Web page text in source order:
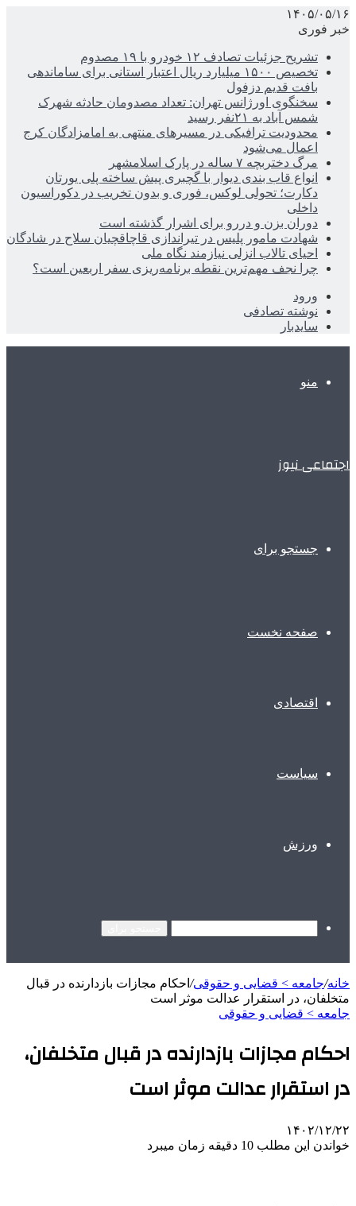
۱۴۰۵/۰۵/۱۶
خبر فوری
تشریح جزئیات تصادف ۱۲ خودرو با ۱۹ مصدوم
تخصیص ۱۵۰۰ میلیارد ریال اعتبار استانی برای ساماندهی
بافت قدیم دزفول
سخنگوی اورژانس تهران: تعداد مصدومان حادثه شهرک
شمس آباد به ۲۱نفر رسید
محدودیت ترافیکی در مسیرهای منتهی به امامزادگان کرج
اعمال می‌شود
مرگ دختربچه ۷ ساله در پارک اسلامشهر
انواع قاب بندی دیوار با گچبری پیش ساخته پلی یورتان
دکارت؛ تحولی لوکس، فوری و بدون تخریب در دکوراسیون
داخلی
دوران بزن و دررو برای اشرار گذشته است
شهادت مامور پلیس در تیراندازی قاچاقچیان سلاح در شادگان
احیای تالاب انزلی نیازمند نگاه ملی
چرا نجف مهم‌ترین نقطه برنامه‌ریزی سفر اربعین است؟
ورود
نوشته تصادفی
سایدبار
منو
اجتماعی نیوز
جستجو برای
صفحه نخست
اقتصادی
سیاست
ورزش
خانه/جامعه > قضایی و حقوقی/ احکام مجازات بازدارنده در قبال
متخلفان، در استقرار عدالت موثر است
جامعه > قضایی و حقوقی
احکام مجازات بازدارنده در قبال متخلفان،
در استقرار عدالت موثر است
۱۴۰۲/۱۲/۲۲
خواندن این مطلب 10 دقیقه زمان میبرد